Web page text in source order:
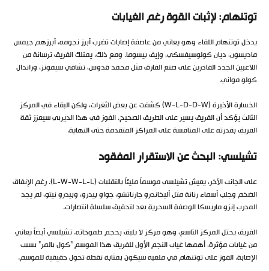
توتنهام: لإثبات القوة رغم الغيابات
يدخل توتنهام اللقاء وهو يعاني من عاصفة إصابات تضرب أبرز نجومه، أبرزهم جيمس
ماديسون، ديان كولوسيفسكي، وإيف بيسوما. ومع ذلك، يمتلك الفريق ترسانة من
اللاعبين الجدد القادرين على صنع الفارق مثل محمد قدوس، تشافي سيمونز، وراندال
كولو مواني.
الخسارة الأخيرة (W-L-D-D-W) كشفت عن بعض الثغرات، ولكن البقاء في المركز
الثالث يؤكد أن الفريق يسير على الطريق الصحيح. الفوز في هذا الديربي سيعزز ثقة
الفريق بقدرته على المنافسة على المراكز المتقدمة حتى النهاية.
تشيلسي: البحث عن الاستقرار المفقود
على الجانب الآخر، يعيش تشيلسي موسماً مليئاً بالتقلبات (L-W-W-L-L). رغم الإنفاق
الضخم وجلب أسماء رنانة مثل أليخاندرو جارناتشو، جواو بيدرو، وبيدرو نيتو، لم يجد
المدرب إنزو ماريسكا الوصفة السحرية بعد لتحقيق سلسلة انتصارات.
الفريق يحتل المركز التاسع، وهو مركز لا يليق بحجم طموحاته. تشيلسي أيضاً يعاني
من غيابات مؤثرة، أهمها غياب النجم الأول للفريق هذا الموسم “كول بالمر” بسبب
الإصابة. الفوز على توتنهام في ملعبه سيكون بمثابة نقطة تحول حقيقية للموسم.